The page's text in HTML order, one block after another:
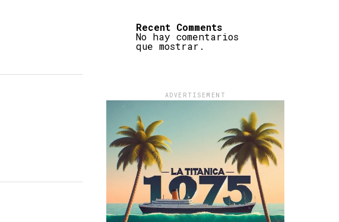
Recent Comments
No hay comentarios
que mostrar.
ADVERTISEMENT